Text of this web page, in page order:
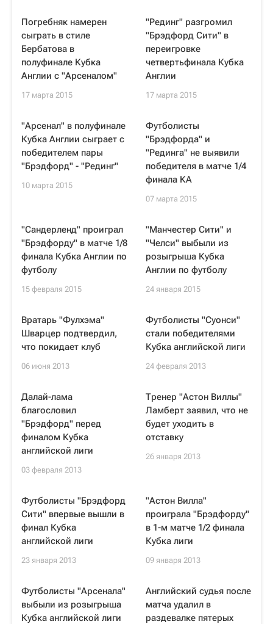
Погребняк намерен
сыграть в стиле
Бербатова в
полуфинале Кубка
Англии с "Арсеналом"
17 марта 2015
"Рединг" разгромил
"Брэдфорд Сити" в
переигровке
четвертьфинала Кубка
Англии
17 марта 2015
"Арсенал" в полуфинале
Кубка Англии сыграет с
победителем пары
"Брэдфорд" - "Рединг"
10 марта 2015
Футболисты
"Брэдфорда" и
"Рединга" не выявили
победителя в матче 1/4
финала КА
07 марта 2015
"Сандерленд" проиграл
"Брэдфорду" в матче 1/8
финала Кубка Англии по
футболу
15 февраля 2015
"Манчестер Сити" и
"Челси" выбыли из
розыгрыша Кубка
Англии по футболу
24 января 2015
Вратарь "Фулхэма"
Шварцер подтвердил,
что покидает клуб
06 июня 2013
Футболисты "Суонси"
стали победителями
Кубка английской лиги
24 февраля 2013
Далай-лама
благословил
"Брэдфорд" перед
финалом Кубка
английской лиги
03 февраля 2013
Тренер "Астон Виллы"
Ламберт заявил, что не
будет уходить в
отставку
26 января 2013
Футболисты "Брэдфорд
Сити" впервые вышли в
финал Кубка
английской лиги
23 января 2013
"Астон Вилла"
проиграла "Брэдфорду"
в 1-м матче 1/2 финала
Кубка лиги
09 января 2013
Футболисты "Арсенала"
выбыли из розыгрыша
Кубка английской лиги
Английский судья после
матча удалил в
раздевалке пятерых